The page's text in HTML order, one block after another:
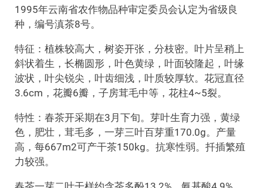
1995年云南省农作物品种审定委员会认定为省级良
种，编号滇茶8号。
特征：植株较高大，树姿开张，分枝密。叶片呈稍上
斜状着生，长椭圆形，叶色黄绿，叶面较隆起，叶缘
波状，叶尖锐尖，叶齿细浅，叶质较厚软。花冠直径
3.6cm，花瓣6瓣，子房茸毛中等，花柱4~5裂。
特性：春茶开采期在3月下旬。芽叶生育力强，黄绿
色，肥壮，茸毛多，一芽三叶百芽重170.0g。产量
高，每667m2可产干茶150kg。抗寒性弱。扦插繁殖
力较强。